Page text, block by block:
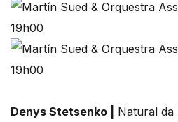
Denys Stetsenko |
Natural da